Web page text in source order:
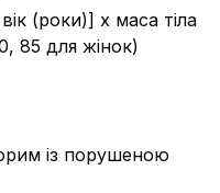
(роки)] x маса тіла
85 для жінок)
із порушеною